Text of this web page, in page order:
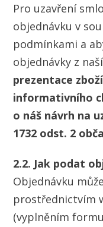
Pro uzavření
objednávku v
podmínkami a
objednávky z
prezentace
informativního
o náš návrh na
1732 odst. 2
2.2. Jak podat
Objednávku
prostřednictvím
(vyplněním